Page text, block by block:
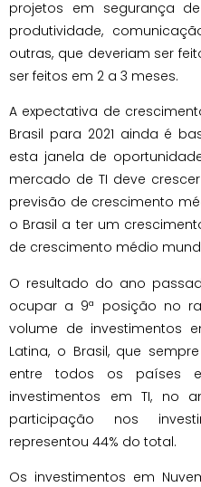
projetos em segurança
produtividade,
outras, que deveriam ser
ser feitos em 2 a 3 meses.
A expectativa de
Brasil para 2021 ainda é
esta janela de
mercado de TI deve
previsão de crescimento
o Brasil a ter um
de crescimento médio
O resultado do ano
ocupar a 9ª posição no
volume de investimentos
Latina, o Brasil, que
entre todos os países
investimentos em TI, no
participação nos
representou 44% do total.
Os investimentos em